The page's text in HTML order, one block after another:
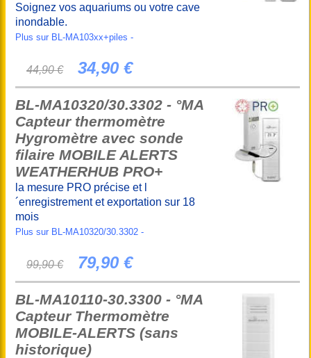
Soignez vos aquariums ou votre cave
inondable.
Plus sur BL-MA103xx+piles -
44,90 € 34,90 €
BL-MA10320/30.3302 - °MA
Capteur thermomètre
Hygromètre avec sonde
filaire MOBILE ALERTS
WEATHERHUB PRO+
la mesure PRO précise et l
´enregistrement et exportation sur 18
mois
Plus sur BL-MA10320/30.3302 -
99,90 € 79,90 €
BL-MA10110-30.3300 - °MA
Capteur Thermomètre
MOBILE-ALERTS (sans
historique)